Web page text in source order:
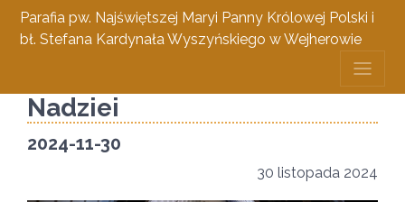
Parafia pw. Najświętszej Maryi Panny Królowej Polski i
bł. Stefana Kardynała Wyszyńskiego w Wejherowie
Nadziei
2024-11-30
30 listopada 2024